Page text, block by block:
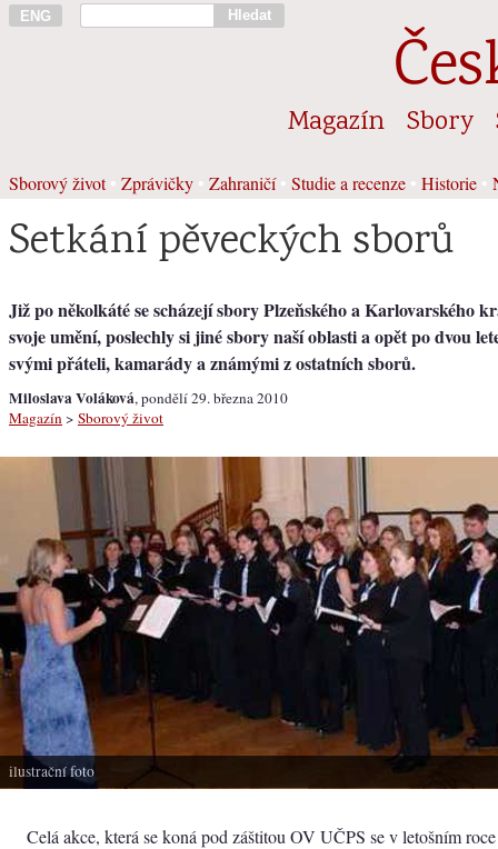
ENG Hledat
Magazín Sbory
Sborový život• Zprávičky Zahraničí• Studie a recenze Historie
Setkání pěveckých sborů
Již po několkáté se scházejí sbory Plzeňského a Karlovarského
svoje umění, poslechly si jiné sbory naší oblasti a opět po dvou
svými přáteli, kamarády a známými z ostatních sborů.
Miloslava Voláková, pondělí 29. března 2010
Magazín > Sborový život
ilustrační foto
Celá akce, která se koná pod záštitou OV UČPS se v letošním